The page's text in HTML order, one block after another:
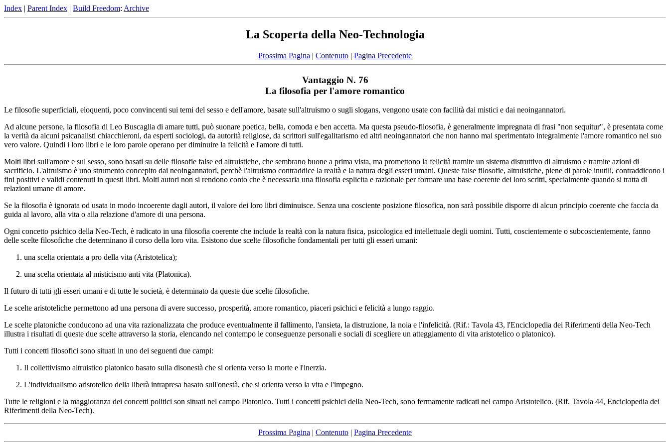
Index | Parent Index | Build Freedom: Archive
La Scoperta della Neo-Technologia
Prossima Pagina | Contenuto | Pagina Precedente
Vantaggio N. 76
La filosofia per l'amore romantico
Le filosofie superficiali, eloquenti, poco convincenti sui temi del sesso e dell'amore, basate sull'altruismo o sugli slogans, vengono usate con facilità dai mistici e dai neoingannatori.
Ad alcune persone, la filosofia di Leo Buscaglia di amare tutti, può suonare poetica, bella, comoda e ben accetta. Ma questa pseudo-filosofia, è generalmente impregnata di frasi "non sequitur", è presentata come
la verità da alcuni psicanalisti chiacchieroni, da esperti sociologi, da autorità religiose, da scrittori sull'egalitarismo ed altri neoingannatori che non hanno mai sperimentato integralmente l'amore romantico nel suo
vero valore. Quindi i loro libri e le loro parole operano per diminuire la felicità e l'amore di tutti.
Molti libri sull'amore e sul sesso, sono basati su delle filosofie false ed altruistiche, che sembrano buone a prima vista, ma promettono la felicità tramite un sistema distruttivo di altruismo e tramite azioni di
sacrificio. L'altruismo è uno strumento concepito dai neoingannatori, perchè l'altruismo contraddice la realtà e la natura degli esseri umani. Queste false filosofie, altruistiche, piene di parole inutili, contraddicono i
fini positivi e validi contenuti in questi libri. Molti autori non si rendono conto che è necessaria una filosofia esplicita e razionale per formare una base coerente dei loro scritti, specialmente quando si tratta di
relazioni umane di amore.
Se la filosofia è ignorata od usata in modo incoerente dagli autori, il valore dei loro libri diminuisce. Senza una cosciente posizione filosofica, non sarà possibile disporre di alcun principio coerente che faccia da
guida al lavoro, alla vita o alla relazione d'amore di una persona.
Ogni concetto psichico della Neo-Tech, è radicato in una filosofia coerente che include la realtà con la natura fisica, psicologica ed intellettuale degli uomini. Tutti, coscientemente o subcoscientemente, fanno
delle scelte filosofiche che determinano il corso della loro vita. Esistono due scelte filosofiche fondamentali per tutti gli esseri umani:
una scelta orientata a pro della vita (Aristotelica);
una scelta orientata al misticismo anti vita (Platonica).
Il futuro di tutti gli esseri umani e di tutte le società, è determinato da queste due scelte filosofiche.
Le scelte aristoteliche permettono ad una persona di avere successo, prosperità, amore romantico, piaceri psichici e felicità a lungo raggio.
Le scelte platoniche conducono ad una vita razionalizzata che produce eventualmente il fallimento, l'ansieta, la distruzione, la noia e l'infelicità. (Rif.: Tavola 43, l'Enciclopedia dei Riferimenti della Neo-Tech
illustra i risultati di queste due scelte attraverso la storia, elencando nel contempo le conseguenze personali e sociali di scegliere un atteggiamento di vita aristotelico o platonico).
Tutti i concetti filosofici sono situati in uno dei seguenti due campi:
Il collettivismo altruistico platonico basato sulla disonestà che si orienta verso la morte e l'inerzia.
L'individualismo aristotelico della liberà intrapresa basato sull'onestà, che si orienta verso la vita e l'impegno.
Tutte le religioni e la maggioranza dei concetti politici son situati nel campo Platonico. Tutti i concetti psichici della Neo-Tech, sono fermamente radicati nel campo Aristotelico. (Rif. Tavola 44, Enciclopedia dei
Riferimenti della Neo-Tech).
Prossima Pagina | Contenuto | Pagina Precedente